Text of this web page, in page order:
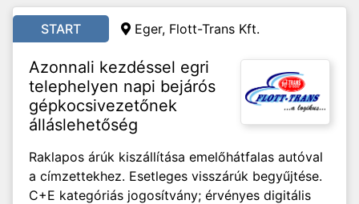
START Eger, Flott-Trans Kft.
Azonnali kezdéssel egri
telephelyen napi bejárós
gépkocsivezetőnek
álláslehetőség
Raklapos árúk kiszállítása emelőhátfalas autóval
a címzettekhez. Esetleges visszárúk begyűjtése.
C+E kategóriás jogosítvány; érvényes digitális